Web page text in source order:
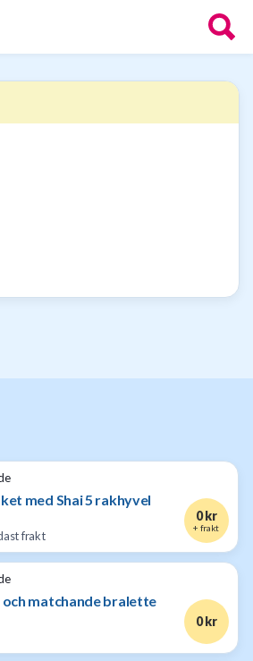
med Shai 5 rakhyvel
frakt
0 kr
+ frakt
matchande bralette
0 kr